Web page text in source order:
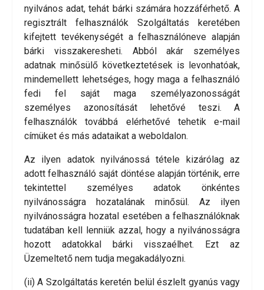
nyilvános adat, tehát bárki számára hozzáférhető. A
regisztrált felhasználók Szolgáltatás keretében
kifejtett tevékenységét a felhasználóneve alapján
bárki visszakeresheti. Abból akár személyes
adatnak minősülő következtetések is levonhatóak,
mindemellett lehetséges, hogy maga a felhasználó
fedi fel saját maga személyazonosságát
személyes azonosítását lehetővé teszi. A
felhasználók továbbá elérhetővé tehetik e-mail
címüket és más adataikat a weboldalon.
Az ilyen adatok nyilvánossá tétele kizárólag az
adott felhasználó saját döntése alapján történik, erre
tekintettel személyes adatok önkéntes
nyilvánosságra hozatalának minősül. Az ilyen
nyilvánosságra hozatal esetében a felhasználóknak
tudatában kell lenniük azzal, hogy a nyilvánosságra
hozott adatokkal bárki visszaélhet. Ezt az
Üzemeltető nem tudja megakadályozni.
(ii) A Szolgáltatás keretén belül észlelt gyanús vagy